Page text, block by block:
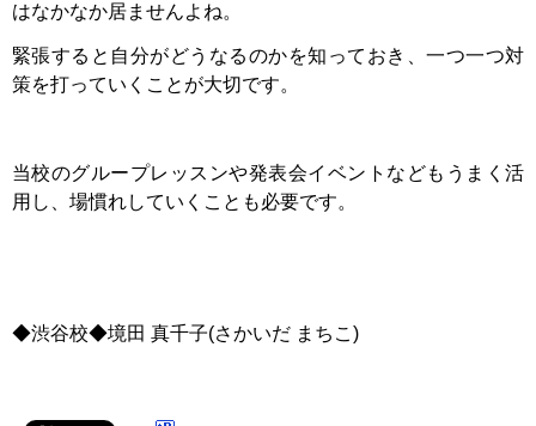
はなかなか居ませんよね。
緊張すると自分がどうなるのかを知っておき、一つ一つ対
策を打っていくことが大切です。
当校のグループレッスンや発表会イベントなどもうまく活
用し、場慣れしていくことも必要です。
◆渋谷校◆境田 真千子(さかいだ まちこ)